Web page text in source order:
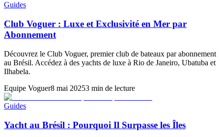
Guides
Club Voguer : Luxe et Exclusivité en Mer par
Abonnement
Découvrez le Club Voguer, premier club de bateaux par abonnement
au Brésil. Accédez à des yachts de luxe à Rio de Janeiro, Ubatuba et
Ilhabela.
Equipe Voguer8 mai 20253 min de lecture
Guides
Yacht au Brésil : Pourquoi Il Surpasse les Îles